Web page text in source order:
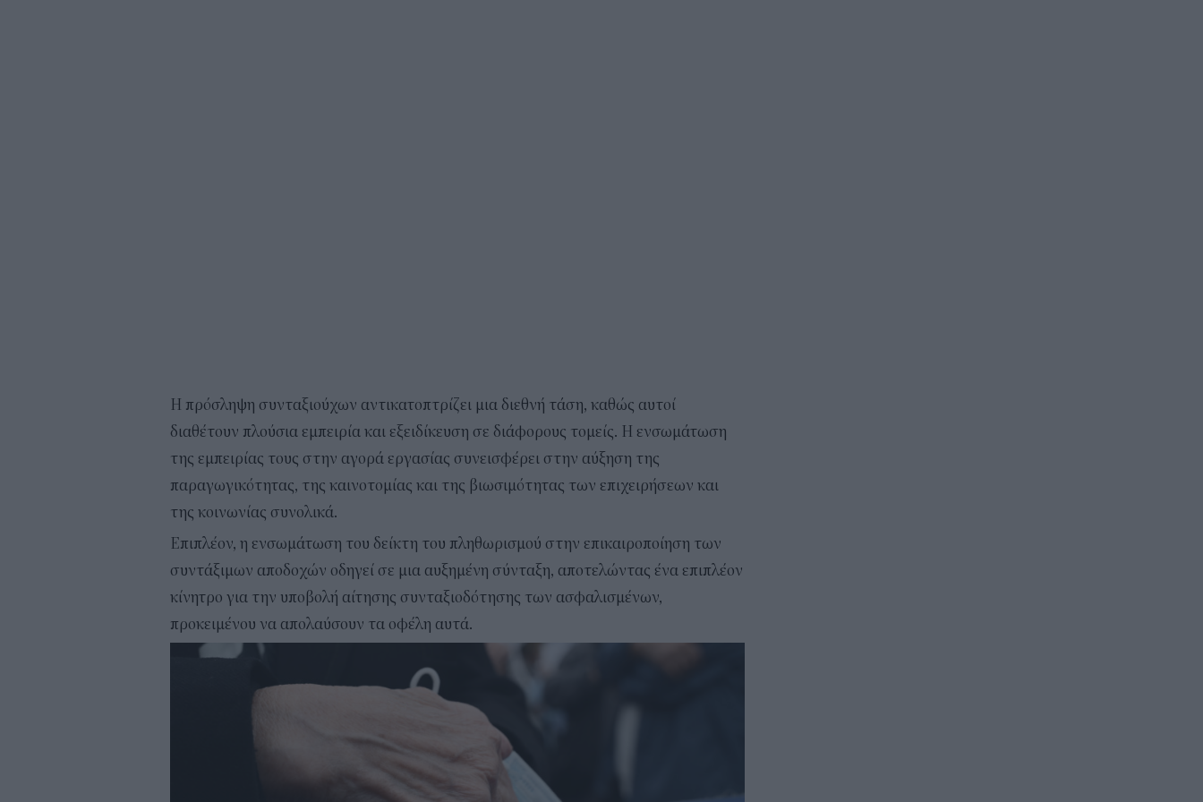
Η πρόσληψη συνταξιούχων αντικατοπτρίζει μια διεθνή τάση, καθώς αυτοί
διαθέτουν πλούσια εμπειρία και εξειδίκευση σε διάφορους τομείς. Η ενσωμάτωση
της εμπειρίας τους στην αγορά εργασίας συνεισφέρει στην αύξηση της
παραγωγικότητας, της καινοτομίας και της βιωσιμότητας των επιχειρήσεων και
της κοινωνίας συνολικά.
Επιπλέον, η ενσωμάτωση του δείκτη του πληθωρισμού στην επικαιροποίηση των
συντάξιμων αποδοχών οδηγεί σε μια αυξημένη σύνταξη, αποτελώντας ένα επιπλέον
κίνητρο για την υποβολή αίτησης συνταξιοδότησης των ασφαλισμένων,
προκειμένου να απολαύσουν τα οφέλη αυτά.